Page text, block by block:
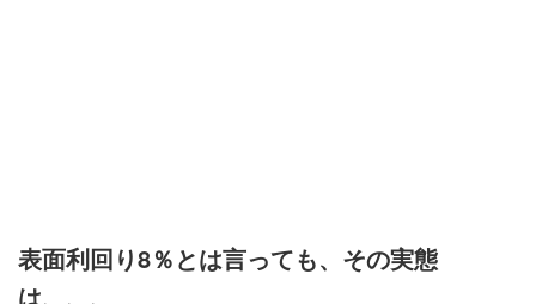
表面利回り8％とは言っても、その実態
は、、、